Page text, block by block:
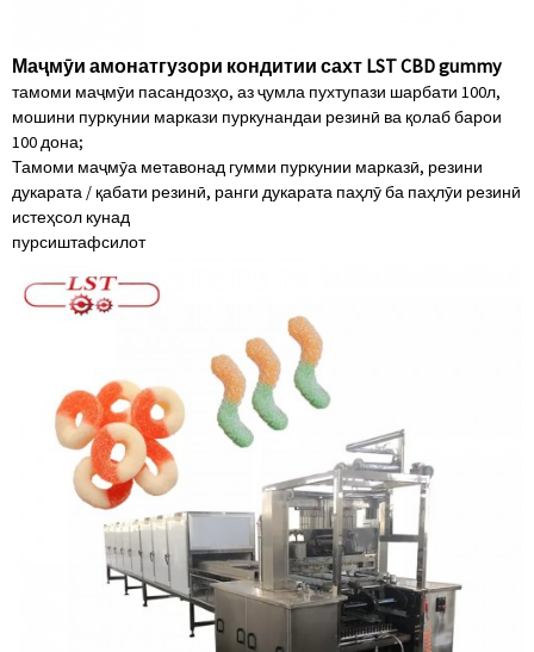
Маҷмӯи амонатгузори кондитии сахт LST CBD gummy
тамоми маҷмӯи пасандозҳо, аз ҷумла пухтупази шарбати 100л,
мошини пуркунии маркази пуркунандаи резинӣ ва қолаб барои
100 дона;
Тамоми маҷмӯа метавонад гумми пуркунии марказӣ, резини
дукарата / қабати резинӣ, ранги дукарата паҳлӯ ба паҳлӯи резинӣ
истеҳсол кунад
пурсиштафсилот